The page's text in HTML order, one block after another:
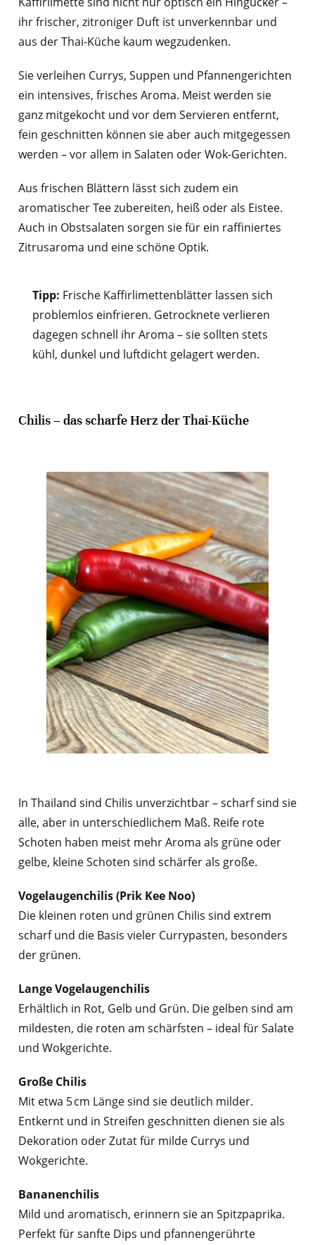
ihr frischer, zitroniger Duft ist unverkennbar und
aus der Thai-Küche kaum wegzudenken.
Sie verleihen Currys, Suppen und Pfannengerichten
ein intensives, frisches Aroma. Meist werden sie
ganz mitgekocht und vor dem Servieren entfernt,
fein geschnitten können sie aber auch mitgegessen
werden – vor allem in Salaten oder Wok-Gerichten.
Aus frischen Blättern lässt sich zudem ein
aromatischer Tee zubereiten, heiß oder als Eistee.
Auch in Obstsalaten sorgen sie für ein raffiniertes
Zitrusaroma und eine schöne Optik.
Tipp: Frische Kaffirlimettenblätter lassen sich
problemlos einfrieren. Getrocknete verlieren
dagegen schnell ihr Aroma – sie sollten stets
kühl, dunkel und luftdicht gelagert werden.
Chilis – das scharfe Herz der Thai-Küche
In Thailand sind Chilis unverzichtbar – scharf sind sie
alle, aber in unterschiedlichem Maß. Reife rote
Schoten haben meist mehr Aroma als grüne oder
gelbe, kleine Schoten sind schärfer als große.
Vogelaugenchilis (Prik Kee Noo)
Die kleinen roten und grünen Chilis sind extrem
scharf und die Basis vieler Currypasten, besonders
der grünen.
Lange Vogelaugenchilis
Erhältlich in Rot, Gelb und Grün. Die gelben sind am
mildesten, die roten am schärfsten – ideal für Salate
und Wokgerichte.
Große Chilis
Mit etwa 5 cm Länge sind sie deutlich milder.
Entkernt und in Streifen geschnitten dienen sie als
Dekoration oder Zutat für milde Currys und
Wokgerichte.
Bananenchilis
Mild und aromatisch, erinnern sie an Spitzpaprika.
Perfekt für sanfte Dips und pfannengerührte